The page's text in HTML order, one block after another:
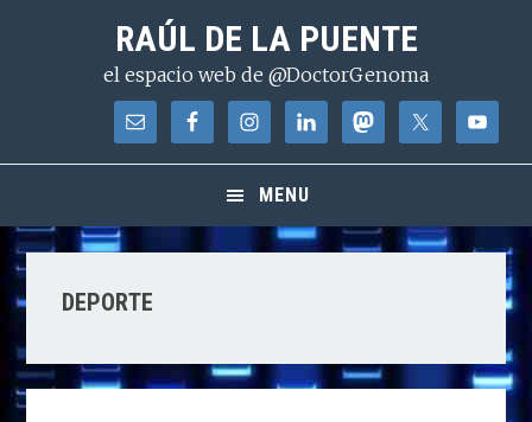
contenido
RAÚL DE LA PUENTE
el espacio web de @DoctorGenoma
MENU
DEPORTE